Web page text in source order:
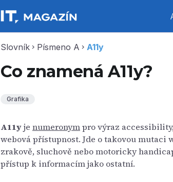
Slovník chevron_right Písmeno A chevron_right A11y
Co znamená A11y?
Grafika
A11yje numeronympro výraz
webová přístupnost. Jde o takovou mutaci
zrakově, sluchově nebo motoricky
přístup k informacím jako ostatní.